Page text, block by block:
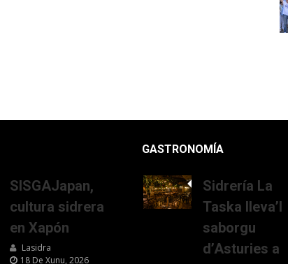
SISGAJapan,
cultura sidrera
en Xapón
Lasidra
18 De Xunu, 2026
GASTRONOMÍA
Sidrería La
Taska lleva’l
saborgu
d’Asturies a